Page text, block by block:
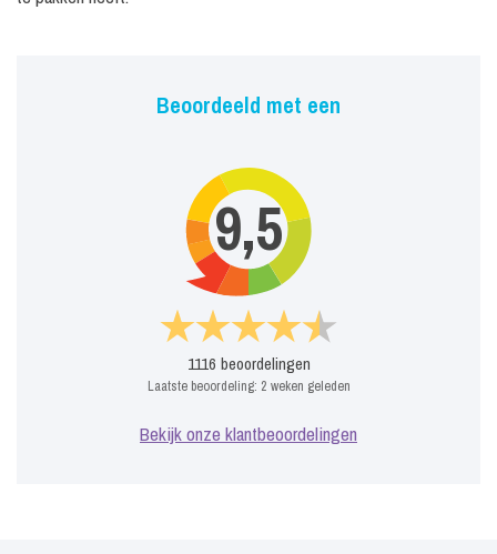
Beoordeeld met een
9,5
1116 beoordelingen
Laatste beoordeling: 2 weken geleden
Bekijk onze klantbeoordelingen